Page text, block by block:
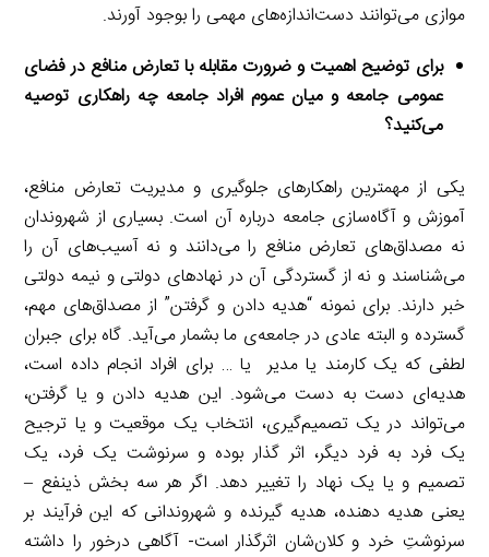
موازی می‌توانند دست‌اندازه‌های مهمی را بوجود آورند.
برای توضیح اهمیت و ضرورت مقابله با تعارض منافع در فضای
عمومی جامعه و میان عموم افراد جامعه چه راهکاری توصیه
می‌کنید؟
یکی از مهمترین راهکارهای جلوگیری و مدیریت تعارض منافع،
آموزش و آگاه‌سازی جامعه درباره آن است. بسیاری از شهروندان
نه مصداق‌های تعارض منافع را می‌دانند و نه آسیب‌های آن را
می‌شناسند و نه از گستردگی آن در نهادهای دولتی و نیمه دولتی
خبر دارند. برای نمونه “هدیه دادن و گرفتن” از مصداق‌های مهم،
گسترده و البته عادی در جامعه‌ی ما بشمار می‌آید. گاه برای جبران
لطفی که یک کارمند یا مدیر یا … برای افراد انجام داده است،
هدیه‌ای دست به دست می‌شود. این هدیه دادن و یا گرفتن،
می‌تواند در یک تصمیم‌گیری، انتخاب یک موقعیت و یا ترجیح
یک فرد به فرد دیگر، اثر گذار بوده و سرنوشت یک فرد، یک
تصمیم و یا یک نهاد را تغییر دهد. اگر هر سه بخش ذینفع –
یعنی هدیه دهنده، هدیه گیرنده و شهروندانی که این فرآیند بر
سرنوشتِ خرد و کلان‌شان اثرگذار است- آگاهی درخور را داشته